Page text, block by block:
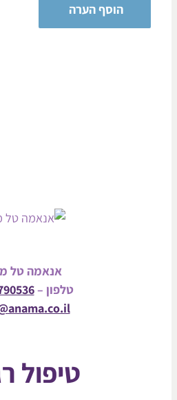
אנאמה טל מילר
טלפון –0504790536
info@anama.co.il
טיפול רגשי